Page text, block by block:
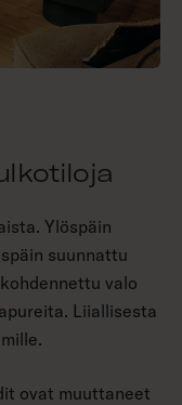
Ylöspäin
suunnattu
valo
Liiallisesta
ovat muuttaneet